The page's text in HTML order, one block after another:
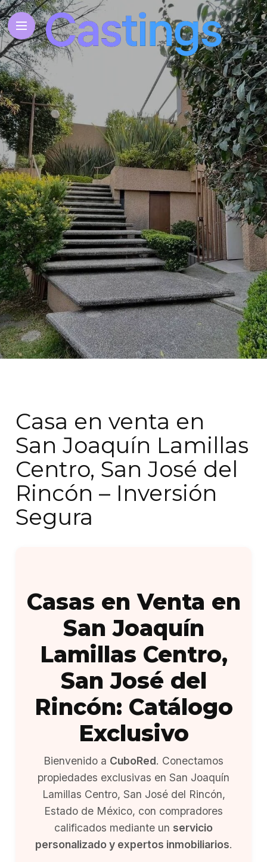
Casa en venta en
San Joaquín Lamillas
Centro, San José del
Rincón – Inversión
Segura
Casas en Venta en
San Joaquín
Lamillas Centro,
San José del
Rincón: Catálogo
Exclusivo
Bienvenido a CuboRed. Conectamos
propiedades exclusivas en San Joaquín
Lamillas Centro, San José del Rincón,
Estado de México, con compradores
calificados mediante un servicio
personalizado y expertos inmobiliarios.